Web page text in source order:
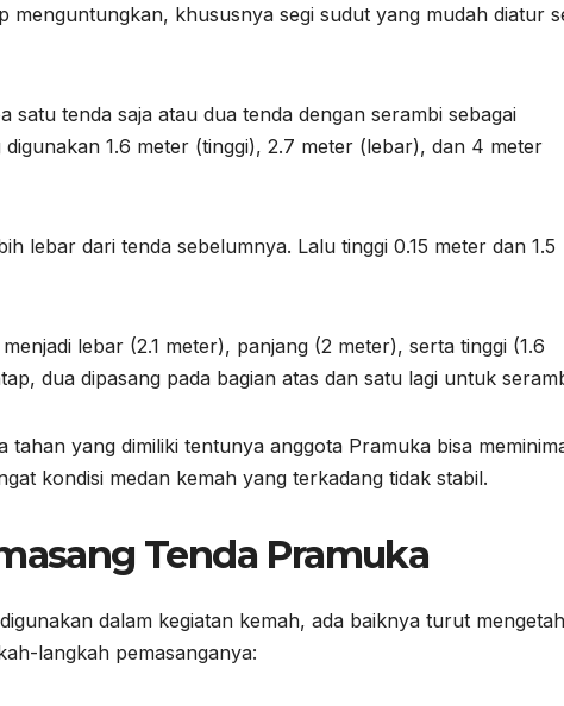
khususnya segi sudut yang mudah diatur
satu tenda saja atau dua tenda dengan serambi sebagai
1.6 meter (tinggi), 2.7 meter (lebar), dan 4 meter
lebar dari tenda sebelumnya. Lalu tinggi 0.15 meter dan 1.5
lebar (2.1 meter), panjang (2 meter), serta tinggi (1.6
dua dipasang pada bagian atas dan satu lagi untuk
yang dimiliki tentunya anggota Pramuka bisa
kondisi medan kemah yang terkadang tidak stabil.
Tenda Pramuka
dalam kegiatan kemah, ada baiknya turut
langkah pemasanganya: